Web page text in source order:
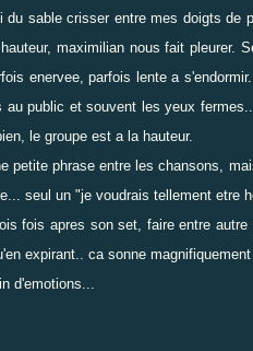
du sable crisser entre mes doigts
maximilian nous fait pleurer.
enervee, parfois lente a
au public et souvent les yeux
le groupe est a la hauteur.
petite phrase entre les chansons,
seul un "je voudrais tellement etre
fois apres son set, faire entre
expirant.. ca sonne
d'emotions...